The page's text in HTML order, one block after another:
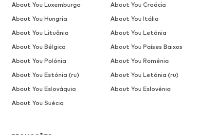
About You Luxemburgo
About You Croácia
About You Hungria
About You Itália
About You Lituânia
About You Letónia
About You Bélgica
About You Países Baixos
About You Polónia
About You Roménia
About You Estónia (ru)
About You Letónia (ru)
About You Eslováquia
About You Eslovénia
About You Suécia